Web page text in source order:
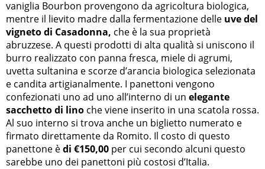
vaniglia Bourbon provengono da agricoltura biologica,
mentre il lievito madre dalla fermentazione delle uve del
vigneto di Casadonna, che è la sua proprietà
abruzzese. A questi prodotti di alta qualità si uniscono il
burro realizzato con panna fresca, miele di agrumi,
uvetta sultanina e scorze d’arancia biologica selezionata
e candita artigianalmente. I panettoni vengono
confezionati uno ad uno all’interno di un elegante
sacchetto di lino che viene inserito in una scatola rossa.
Al suo interno si trova anche un biglietto numerato e
firmato direttamente da Romito. Il costo di questo
panettone èdi €150,00 per cui secondo alcuni questo
sarebbe uno dei panettoni più costosi d’Italia.